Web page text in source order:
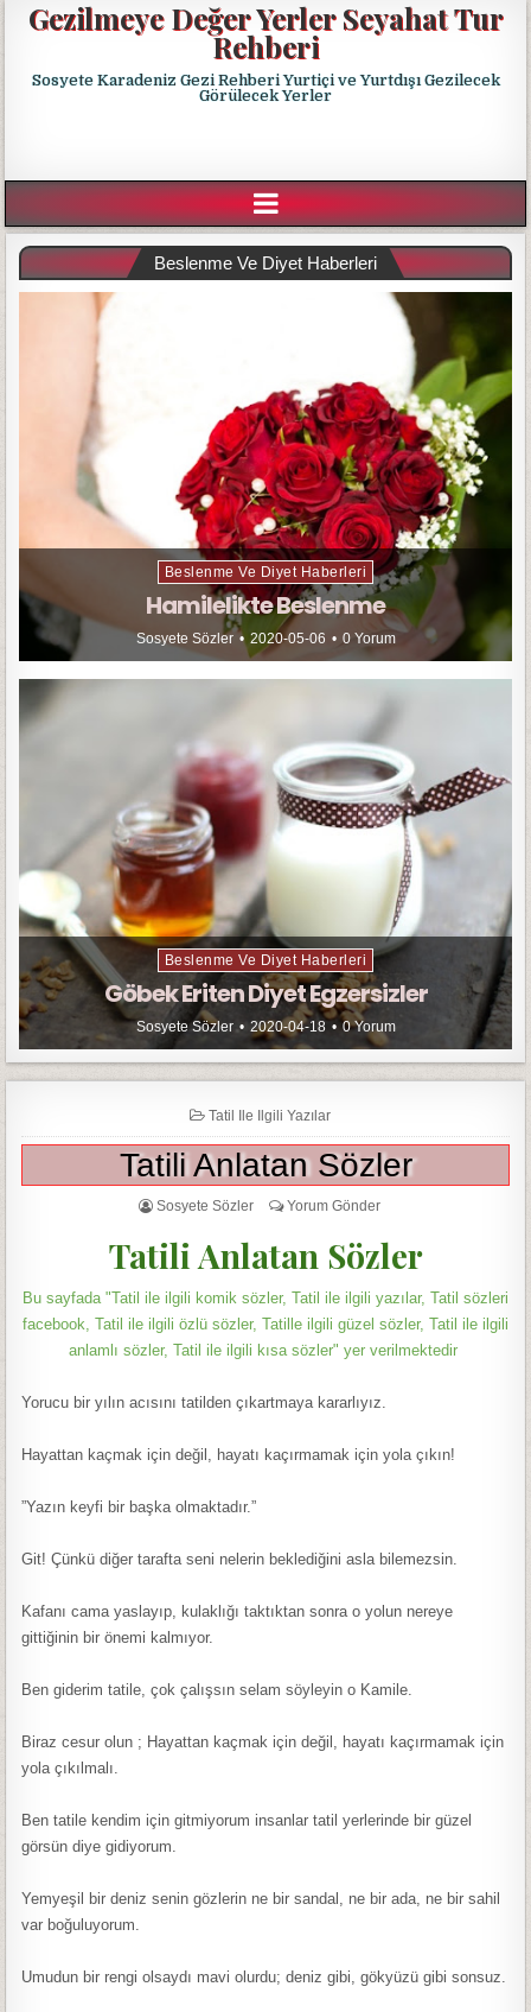
Gezilmeye Değer Yerler Seyahat Tur
Rehberi
Sosyete Karadeniz Gezi Rehberi Yurtiçi ve Yurtdışı Gezilecek
Görülecek Yerler
Beslenme Ve Diyet Haberleri
Beslenme Ve Diyet Haberleri
Hamilelikte Beslenme
Sosyete Sözler 2020-05-06 0 Yorum
Beslenme Ve Diyet Haberleri
Göbek Eriten Diyet Egzersizler
Sosyete Sözler 2020-04-18 0 Yorum
Tatil Ile Ilgili Yazılar
Tatili Anlatan Sözler
Sosyete Sözler Yorum Gönder
Tatili Anlatan Sözler
Bu sayfada "Tatil ile ilgili komik sözler, Tatil ile ilgili yazılar, Tatil sözleri
facebook, Tatil ile ilgili özlü sözler, Tatille ilgili güzel sözler, Tatil ile ilgili
anlamlı sözler, Tatil ile ilgili kısa sözler" yer verilmektedir
Yorucu bir yılın acısını tatilden çıkartmaya kararlıyız.
Hayattan kaçmak için değil, hayatı kaçırmamak için yola çıkın!
”Yazın keyfi bir başka olmaktadır.”
Git! Çünkü diğer tarafta seni nelerin beklediğini asla bilemezsin.
Kafanı cama yaslayıp, kulaklığı taktıktan sonra o yolun nereye
gittiğinin bir önemi kalmıyor.
Ben giderim tatile, çok çalışsın selam söyleyin o Kamile.
Biraz cesur olun ; Hayattan kaçmak için değil, hayatı kaçırmamak için
yola çıkılmalı.
Ben tatile kendim için gitmiyorum insanlar tatil yerlerinde bir güzel
görsün diye gidiyorum.
Yemyeşil bir deniz senin gözlerin ne bir sandal, ne bir ada, ne bir sahil
var boğuluyorum.
Umudun bir rengi olsaydı mavi olurdu; deniz gibi, gökyüzü gibi sonsuz.